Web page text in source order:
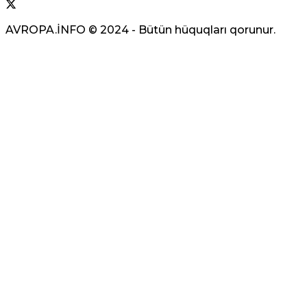
məyusedici proqnoz verdi
09 Avqust 2026 / 8:33
AVROPA.İNFO © 2024 - Bütün hüquqları qorunur.